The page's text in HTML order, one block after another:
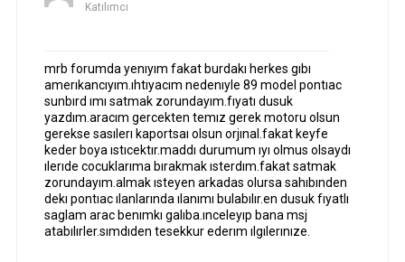
Katılımcı
mrb forumda yenıyım fakat burdakı herkes gıbı
amerıkancıyım.ıhtıyacım nedenıyle 89 model pontıac
sunbırd ımı satmak zorundayım.fıyatı dusuk
yazdım.aracım gercekten temız gerek motoru olsun
gerekse sasılerı kaportsaı olsun orjınal.fakat keyfe
keder boya ıstıcektır.maddı durumum ıyı olmus olsaydı
ılerıde cocuklarıma bırakmak ısterdım.fakat satmak
zorundayım.almak ısteyen arkadas olursa sahıbınden
dekı pontıac ılanlarında ılanımı bulabılır.en dusuk fıyatlı
saglam arac benımkı galıba.ınceleyıp bana msj
atabılırler.sımdıden tesekkur ederım ılgılerınıze.